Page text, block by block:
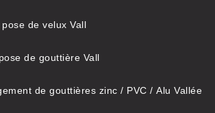
de velux Vall
de gouttière Vall
de gouttières zinc / PVC / Alu Vallée